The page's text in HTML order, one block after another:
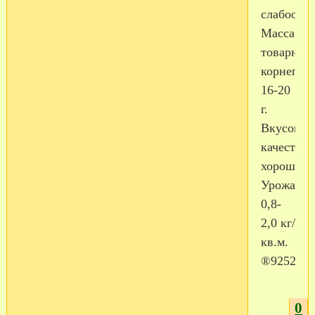
Масса
товарного
16-20
г.
Вкусовые
качества
хорошие.
0,8-
2,0 кг/
кв.м.
®9252713
0